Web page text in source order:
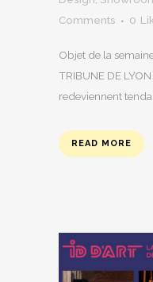
Comments
0
Objet de la
TRIBUNE DE
redeviennent
READ MORE